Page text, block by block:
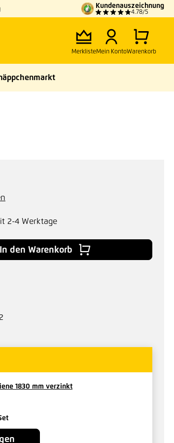
Kundenauszeichnung
4.78/5
MerklisteMein KontoWarenkorb
2-4 Werktage
Wert ein oder
In den Warenkorb
1830 mm verzinkt